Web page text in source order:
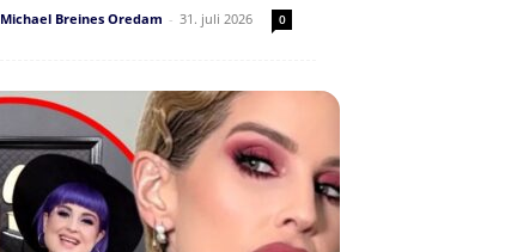
Michael Breines Oredam - 31. juli 2026 0